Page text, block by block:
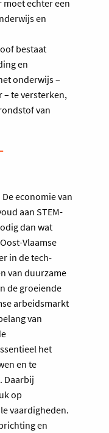
echter een
en
bestaat
en
onderwijs –
te versterken,
van
De economie van
aan STEM-
dan wat
Vlaamse
in de tech-
van duurzame
de groeiende
arbeidsmarkt
van
het
en te
Daarbij
op
vaardigheden.
en